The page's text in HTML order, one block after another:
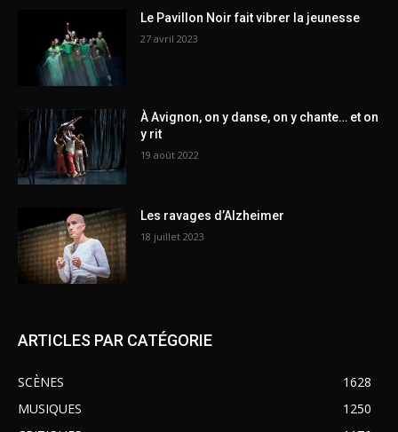
Le Pavillon Noir fait vibrer la jeunesse
27 avril 2023
À Avignon, on y danse, on y chante… et on
y rit
19 août 2022
Les ravages d’Alzheimer
18 juillet 2023
ARTICLES PAR CATÉGORIE
SCÈNES
1628
MUSIQUES
1250